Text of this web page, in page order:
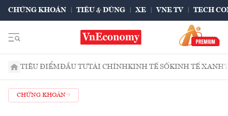
CHỨNG KHOÁN TIÊU & DÙNG XE VNE TV TECH
TIÊU ĐIỂMĐẦU TƯTÀI CHÍNHKINH TẾ SỐKINH TẾ XANH
CHỨNG KHOÁN